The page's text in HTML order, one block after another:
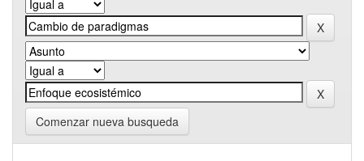
Comenzar nueva busqueda